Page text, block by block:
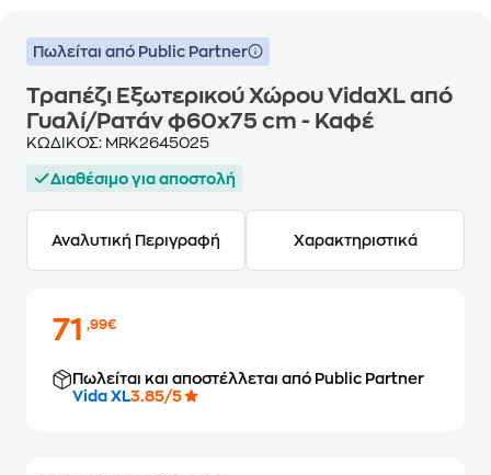
Πωλείται από Public Partner
Τραπέζι Εξωτερικού Χώρου VidaXL από
Γυαλί/Ρατάν φ60x75 cm - Καφέ
ΚΩΔΙΚΟΣ: MRK2645025
Διαθέσιμο για αποστολή
Αναλυτική Περιγραφή Χαρακτηριστικά
71,99€
Πωλείται και αποστέλλεται από Public Partner
Vida XL3.85/5